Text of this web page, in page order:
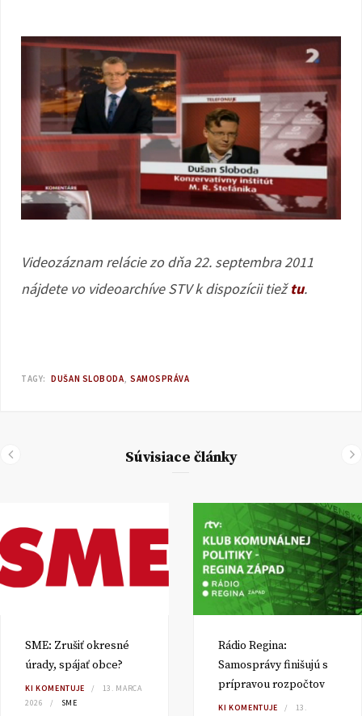
Videozáznam relácie zo dňa 22. septembra 2011
nájdete vo videoarchíve STV k dispozícii tiežtu.
TAGY: DUŠAN SLOBODA SAMOSPRÁVA
Súvisiace články
SME: Zrušiť okresné
úrady, spájať obce?
KI KOMENTUJE
13. MARCA
2026
SME
Rádio Regina:
Samosprávy finišujú s
prípravou rozpočtov
KI KOMENTUJE
13.